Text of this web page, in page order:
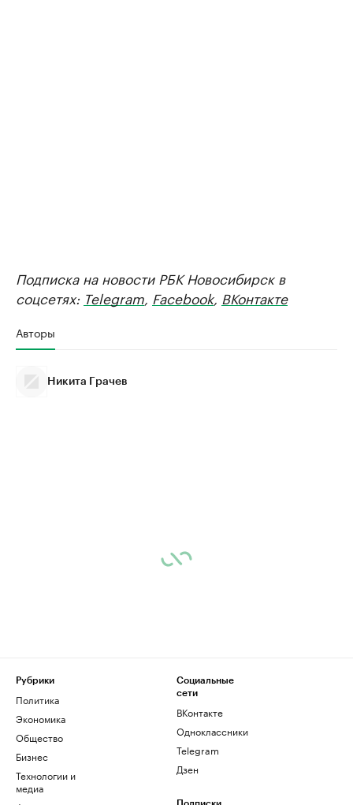
Подписка на новости РБК Новосибирск в
соцсетях: Telegram, Facebook, ВКонтакте
Авторы
Никита Грачев
Рубрики
Политика
Экономика
Общество
Бизнес
Технологии и
медиа
Социальные
сети
ВКонтакте
Одноклассники
Telegram
Дзен